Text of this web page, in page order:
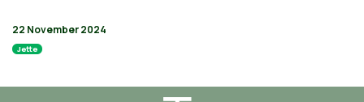
22 November 2024
Jette